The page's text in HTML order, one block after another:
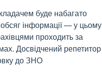
буде набагато
інформації — у цьому
проходить за
Досвідчений репетитор
до ЗНО